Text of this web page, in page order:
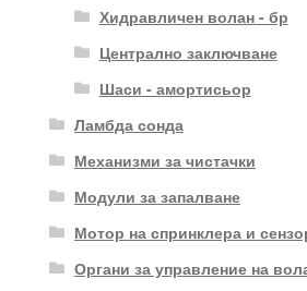
Хидравличен волан - бр
Централно заключване
Шаси - амортисьор
Ламбда сонда
Механизми за чистачки
Модули за запалване
Мотор на спринклера и
Органи за управление на